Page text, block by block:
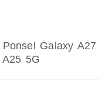
Galaxy A27
5G